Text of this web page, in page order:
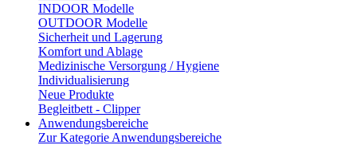
INDOOR Modelle
OUTDOOR Modelle
Sicherheit und Lagerung
Komfort und Ablage
Medizinische Versorgung / Hygiene
Individualisierung
Neue Produkte
Begleitbett - Clipper
Anwendungsbereiche
Zur Kategorie Anwendungsbereiche